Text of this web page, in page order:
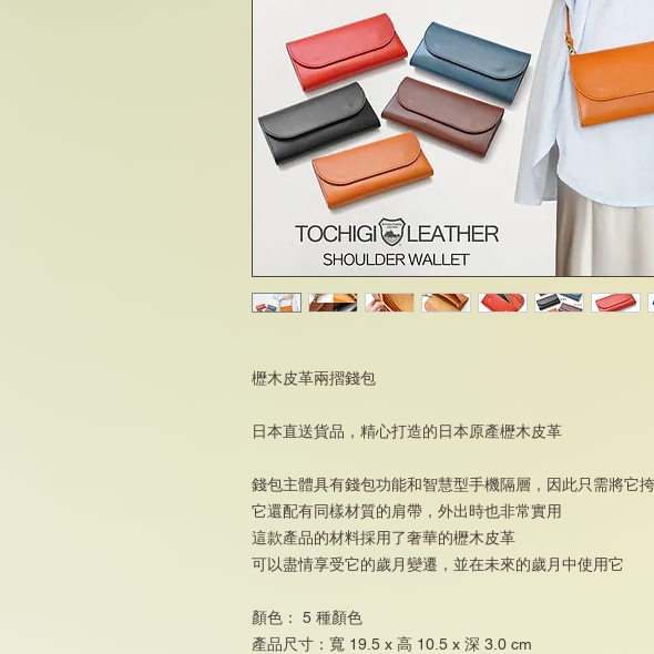
櫪木皮革兩摺錢包
日本直送貨品，精心打造的日本原產櫪木皮革
錢包主體具有錢包功能和智慧型手機隔層，因此只需將它
它還配有同樣材質的肩帶，外出時也非常實用
這款產品的材料採用了奢華的櫪木皮革
可以盡情享受它的歲月變遷，並在未來的歲月中使用它
顏色： 5 種顏色
產品尺寸：寬 19.5 x 高 10.5 x 深 3.0 cm